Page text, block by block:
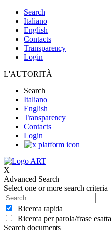
Search
Italiano
English
Contacts
Transparency
Login
L'AUTORITÀ
Search
Italiano
English
Transparency
Contacts
Login
X
Advanced Search
Select one or more search criteria
Ricerca rapida
Ricerca per parola/frase esatta
Search documents